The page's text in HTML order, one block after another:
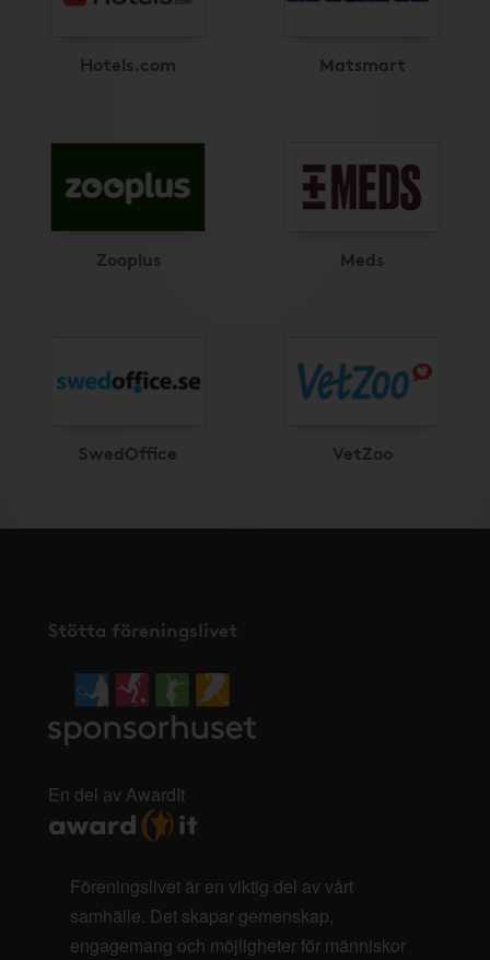
Hotels.com Matsmart
Zooplus Meds
SwedOffice VetZoo
Stötta föreningslivet
En del av AwardIt
Föreningslivet är en viktig del av vårt
samhälle. Det skapar gemenskap,
engagemang och möjligheter för människor